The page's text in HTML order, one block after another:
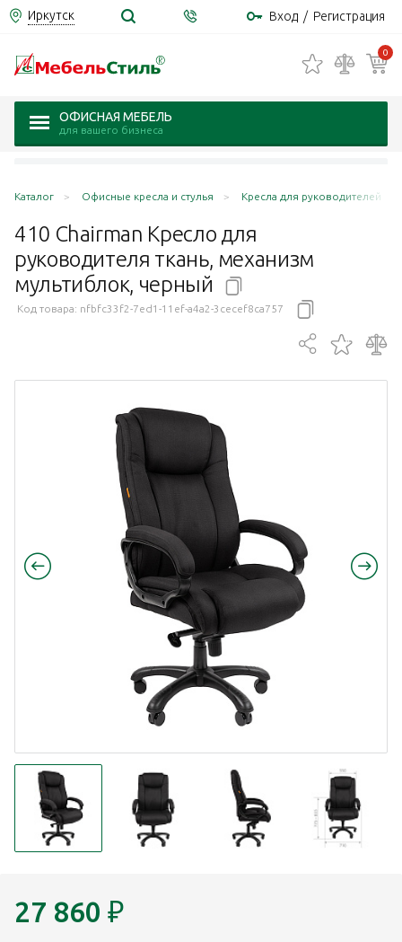
Иркутск Вход / Регистрация
0
ОФИСНАЯ МЕБЕЛЬ
для вашего бизнеса
Каталог Офисные кресла и стулья Кресла для руководителей
410 Chairman Кресло для
руководителя ткань, механизм
мультиблок, черный
Код товара: nfbfc33f2-7ed1-11ef-a4a2-3cecef8ca757
27 860 ₽